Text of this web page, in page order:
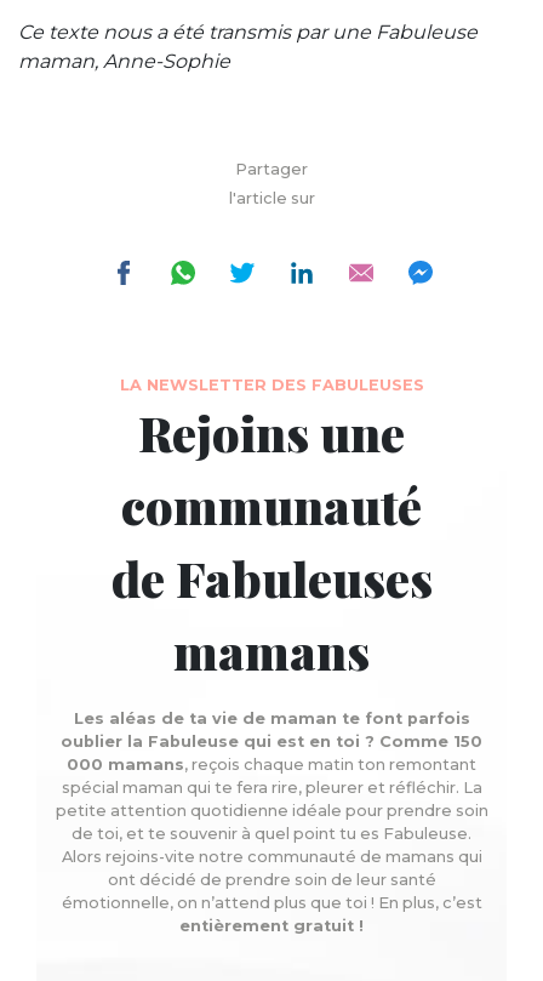
Ce texte nous a été transmis par une Fabuleuse
maman, Anne-Sophie
Partager
l'article sur
LA NEWSLETTER DES FABULEUSES
Rejoins une
communauté
de Fabuleuses
mamans
Les aléas de ta vie de maman te font parfois
oublier la Fabuleuse qui est en toi ? Comme 150
000 mamans, reçois chaque matin ton remontant
spécial maman qui te fera rire, pleurer et réfléchir. La
petite attention quotidienne idéale pour prendre soin
de toi, et te souvenir à quel point tu es Fabuleuse.
Alors rejoins-vite notre communauté de mamans qui
ont décidé de prendre soin de leur santé
émotionnelle, on n’attend plus que toi ! En plus, c’est
entièrement gratuit !